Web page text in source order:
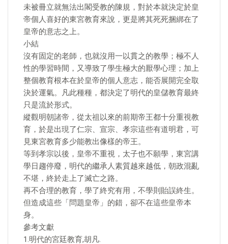
未被冊立就無法出閣受教的陳規，對於本就決定於皇
帝個人喜好的東宮教育來說，更是將其死死捆綁在了
皇帝的意志之上。
小結
沒有固定的老師，也就沒用一以貫之的教學；極不人
性的學習時間，又導致了學生極大的厭學心理；加上
整個教育根本在於皇帝的個人意志，能否展開完全取
決於運氣。凡此種種，都決定了明代的皇儲教育最終
只是流於形式。
縱觀明朝諸帝，從太祖以來的前期帝王都十分重視教
育，於是出現了仁宗、宣宗、孝宗這些有道明君，可
見東宮教育多少能教出像樣的帝王。
等到孝宗以後，皇帝不重視，太子也不願學，東宮講
學日趨停廢，明代的繼承人素質越來越低，朝政混亂
不堪，終於走上了滅亡之路。
再不合理的教育，學了終究有用，不學則貽誤終生。
但造成這些「問題皇帝」的錯，卻不在這些皇帝本
身。
參考文獻
1.明代的宮廷教育,胡凡.